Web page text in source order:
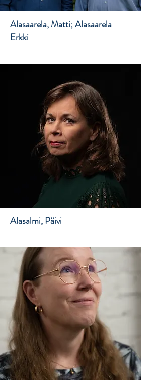
Alasaarela, Matti; Alasaarela
Erkki
Alasalmi, Päivi